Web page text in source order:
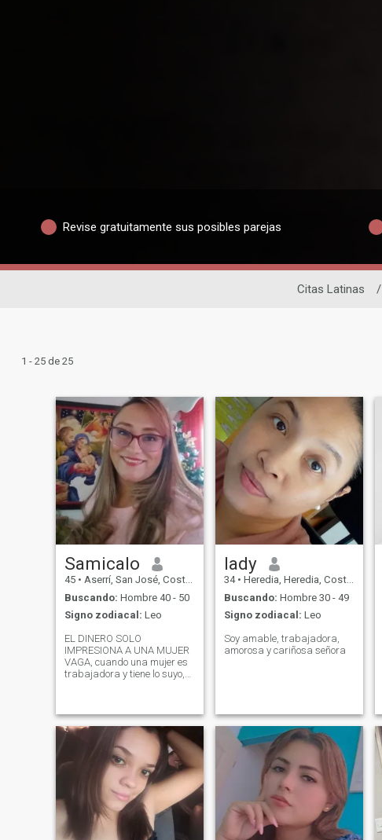
Revise gratuitamente sus posibles parejas
Citas Latinas /
1 - 25 de 25
Samicalo
45 • Aserrí, San José, Costa Rica
Buscando: Hombre 40 - 50
Signo zodiacal: Leo
EL DINERO SOLO
IMPRESIONA A UNA MUJER
VAGA, cuando una mujer es
trabajadora y tiene lo suyo,
46 AÑOS, SI FUMAS O
CONSUMES DROGAS Y NO
TIENES FOTO X FA NO ME
CONTACTES, GRACIAS. NO
ME INTERESA EL SEXO
VIRTUAL. No me hagas
perder mi tiempo si estás
aqui para jugar xq yo no. NO
SOY BISEXUAL. NO ME
INTERESAN LOS HOMBRES
lady
34 • Heredia, Heredia, Costa Rica
Buscando: Hombre 30 - 49
Signo zodiacal: Leo
Soy amable, trabajadora,
amorosa y cariñosa señora